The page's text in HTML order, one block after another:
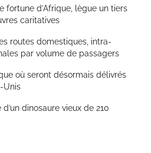
fortune d’Afrique, lègue un tiers
caritatives
routes domestiques, intra-
par volume de passagers
où seront désormais délivrés
Unis
dinosaure vieux de 210